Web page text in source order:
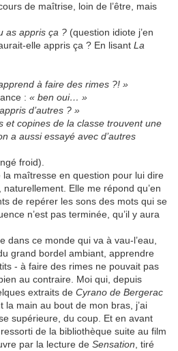
de maîtrise, loin de l’être, mais
as appris ça ? (question idiote j’en
elle appris ça ? En lisant La
à faire des rimes ?! »
: « ben oui… »
d’autres ? »
et copines de la classe trouvent une
a aussi essayé avec d’autres
froid).
la maîtresse en question pour lui dire
Elle me répond qu’en
de repérer les sons des mots qui se
n’est pas terminée, qu’il y aura
dans ce monde qui va à vau-l’eau,
grand bordel ambiant, apprendre
- à faire des rimes ne pouvait pas
au contraire. Moi qui, depuis
extraits de Cyrano de Bergerac
la main au bout de mon bras, j’ai
supérieure, du coup. Et en avant
de la bibliothèque suite au film
par la lecture de Sensation , tiré